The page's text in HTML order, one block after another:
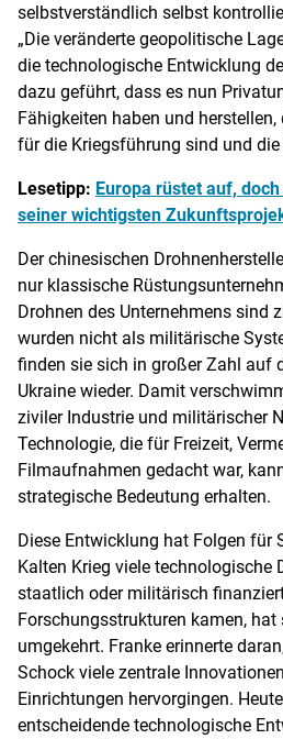
selbstverständlich selbst
„Die veränderte geopolitische
die technologische Entwicklung
dazu geführt, dass es nun
Fähigkeiten haben und
für die Kriegsführung sind und
Lesetipp: Europa rüstet auf,
seiner wichtigsten
Der chinesischen
nur klassische
Drohnen des Unternehmens sind
wurden nicht als militärische
finden sie sich in großer Zahl auf
Ukraine wieder. Damit
ziviler Industrie und militärischer
Technologie, die für Freizeit,
Filmaufnahmen gedacht war,
strategische Bedeutung erhalten.
Diese Entwicklung hat Folgen für
Kalten Krieg viele technologische
staatlich oder militärisch
Forschungsstrukturen kamen,
umgekehrt. Franke erinnerte
Schock viele zentrale
Einrichtungen hervorgingen.
entscheidende technologische